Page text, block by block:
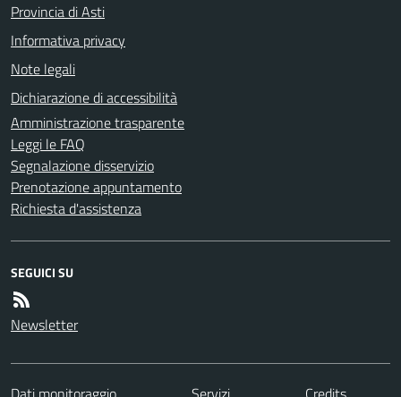
Provincia di Asti
Informativa privacy
Note legali
Dichiarazione di accessibilità
Amministrazione trasparente
Leggi le FAQ
Segnalazione disservizio
Prenotazione appuntamento
Richiesta d'assistenza
SEGUICI SU
Newsletter